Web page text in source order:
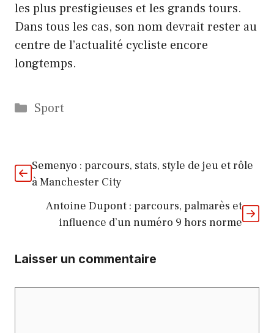
les plus prestigieuses et les grands tours.
Dans tous les cas, son nom devrait rester au
centre de l’actualité cycliste encore
longtemps.
Catégories
Sport
Semenyo : parcours, stats, style de jeu et rôle
à Manchester City
Antoine Dupont : parcours, palmarès et
influence d’un numéro 9 hors norme
Laisser un commentaire